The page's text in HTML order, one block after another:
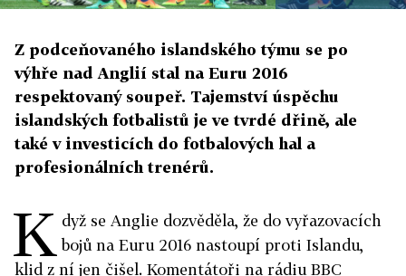
Z podceňovaného islandského týmu se po
výhře nad Anglií stal na Euru 2016
respektovaný soupeř. Tajemství úspěchu
islandských fotbalistů je ve tvrdé dřině, ale
také v investicích do fotbalových hal a
profesionálních trenérů.
K dyž se Anglie dozvěděla, že do vyřazovacích
bojů na Euru 2016 nastoupí proti Islandu,
klid z ní jen čišel. Komentátoři na rádiu BBC